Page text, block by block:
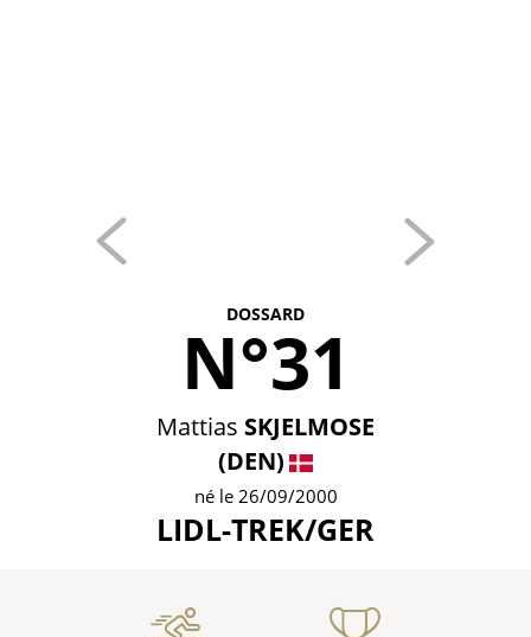
DOSSARD
N°31
Mattias SKJELMOSE
(DEN)
né le 26/09/2000
LIDL-TREK/GER